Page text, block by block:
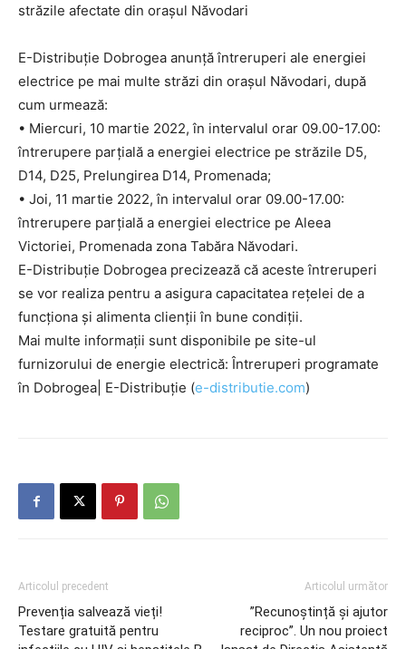
străzile afectate din orașul Năvodari
E-Distribuție Dobrogea anunță întreruperi ale energiei
electrice pe mai multe străzi din orașul Năvodari, după
cum urmează:
• Miercuri, 10 martie 2022, în intervalul orar 09.00-17.00:
întrerupere parțială a energiei electrice pe străzile D5,
D14, D25, Prelungirea D14, Promenada;
• Joi, 11 martie 2022, în intervalul orar 09.00-17.00:
întrerupere parțială a energiei electrice pe Aleea
Victoriei, Promenada zona Tabăra Năvodari.
E-Distribuție Dobrogea precizează că aceste întreruperi
se vor realiza pentru a asigura capacitatea rețelei de a
funcționa și alimenta clienții în bune condiții.
Mai multe informații sunt disponibile pe site-ul
furnizorului de energie electrică: Întreruperi programate
în Dobrogea| E-Distribuție (e-distributie.com)
Articolul precedent
Prevenția salvează vieți!
Testare gratuită pentru
Articolul următor
”Recunoștință și ajutor
reciproc”. Un nou proiect